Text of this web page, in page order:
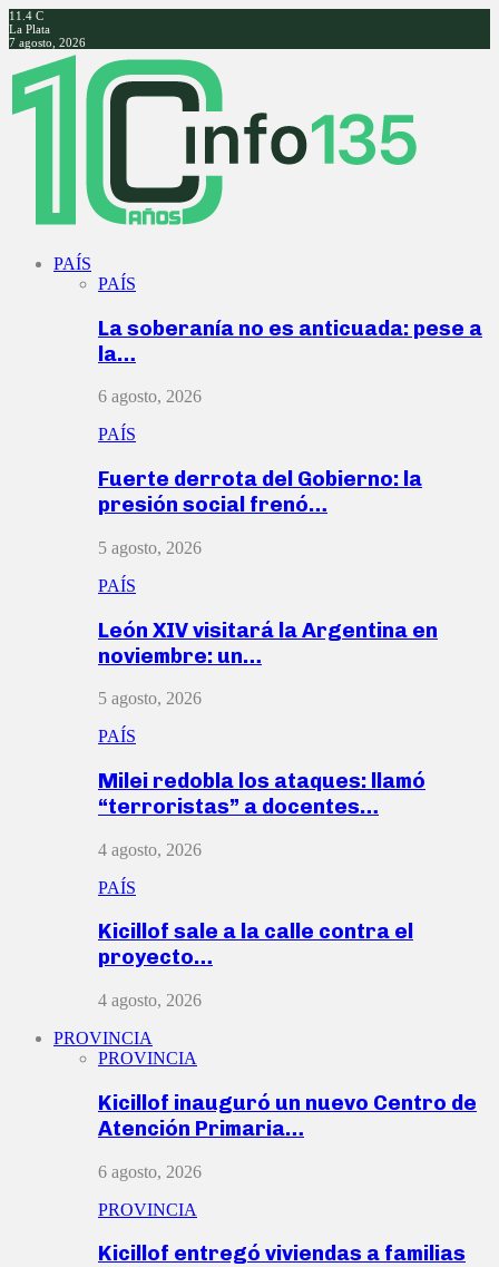
11.4 C
La Plata
7 agosto, 2026
Facebook
Twitter
Instagram
Youtube
PAÍS
PAÍS
La soberanía no es anticuada: pese a
la…
6 agosto, 2026
PAÍS
Fuerte derrota del Gobierno: la
presión social frenó…
5 agosto, 2026
PAÍS
León XIV visitará la Argentina en
noviembre: un…
5 agosto, 2026
PAÍS
Milei redobla los ataques: llamó
“terroristas” a docentes…
4 agosto, 2026
PAÍS
Kicillof sale a la calle contra el
proyecto…
4 agosto, 2026
PROVINCIA
PROVINCIA
Kicillof inauguró un nuevo Centro de
Atención Primaria…
6 agosto, 2026
PROVINCIA
Kicillof entregó viviendas a familias